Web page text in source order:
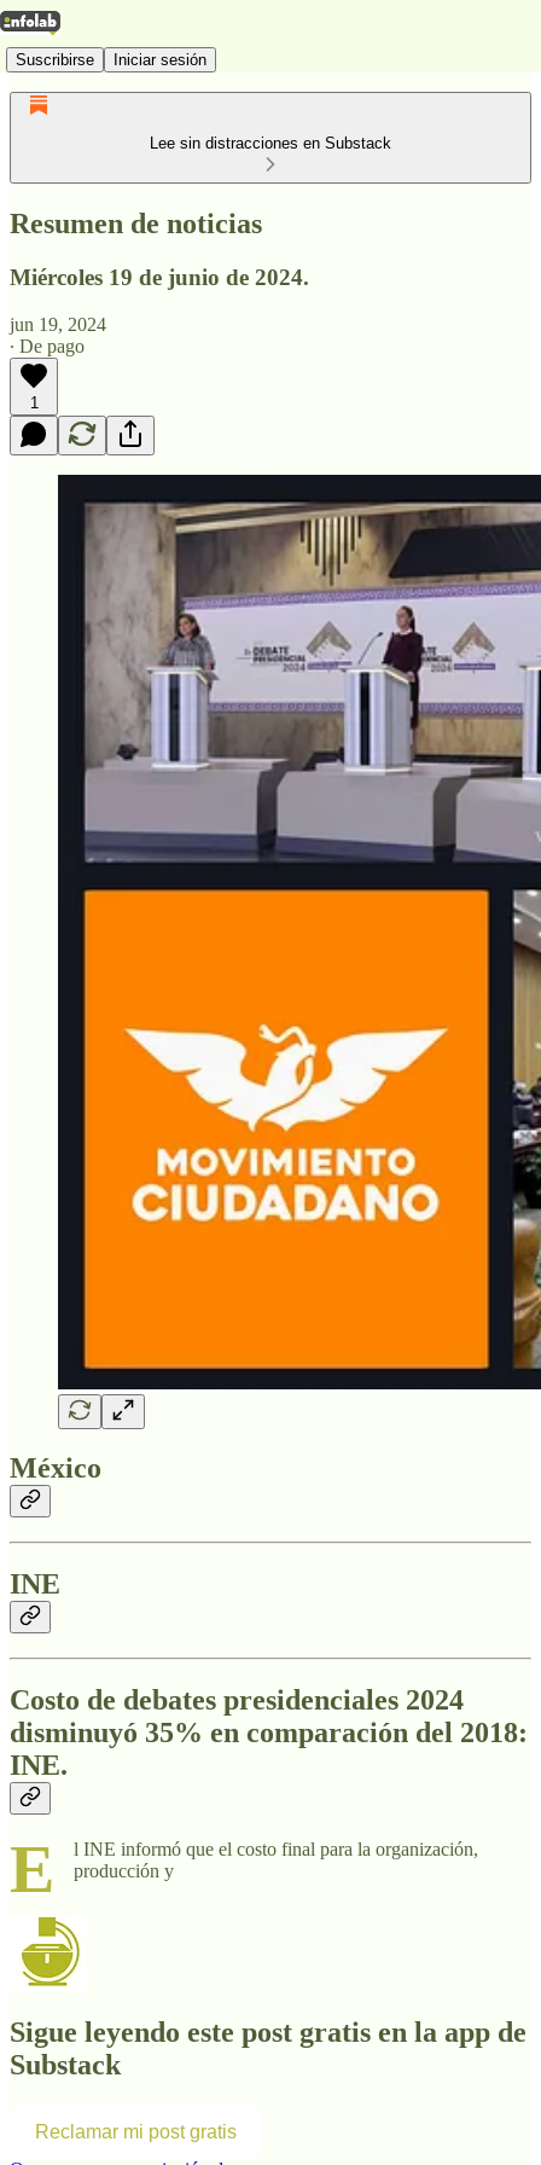
Suscribirse Iniciar sesión
Lee sin distracciones en Substack
Resumen de noticias
Miércoles 19 de junio de 2024.
jun 19, 2024
∙ De pago
1
México
INE
Costo de debates presidenciales 2024
disminuyó 35% en comparación del 2018:
INE.
E l INE informó que el costo final para la organización,
producción y
Sigue leyendo este post gratis en la app de
Substack
Reclamar mi post gratis